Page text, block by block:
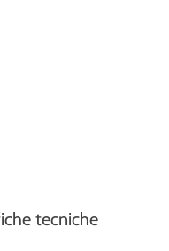
tecniche